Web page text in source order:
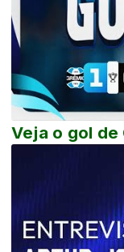
Veja o gol de